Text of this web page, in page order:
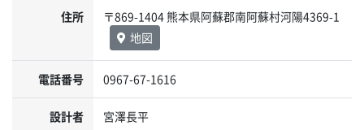
住所
〒869-1404 熊本県阿蘇郡南阿蘇村河陽4369-1
地図
電話番号 0967-67-1616
設計者 宮澤長平